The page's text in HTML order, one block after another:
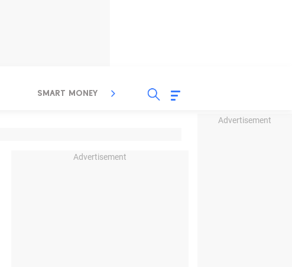
Advertisement
SMART MONEY INSPIRASI BISNIS
Advertisement